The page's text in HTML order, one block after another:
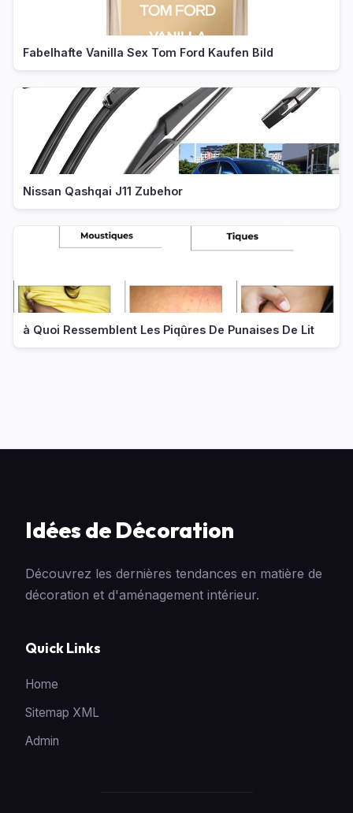
Fabelhafte Vanilla Sex Tom Ford Kaufen Bild
Nissan Qashqai J11 Zubehor
à Quoi Ressemblent Les Piqûres De Punaises De Lit
Idées de Décoration
Découvrez les dernières tendances en matière de
décoration et d'aménagement intérieur.
Quick Links
Home
Sitemap XML
Admin